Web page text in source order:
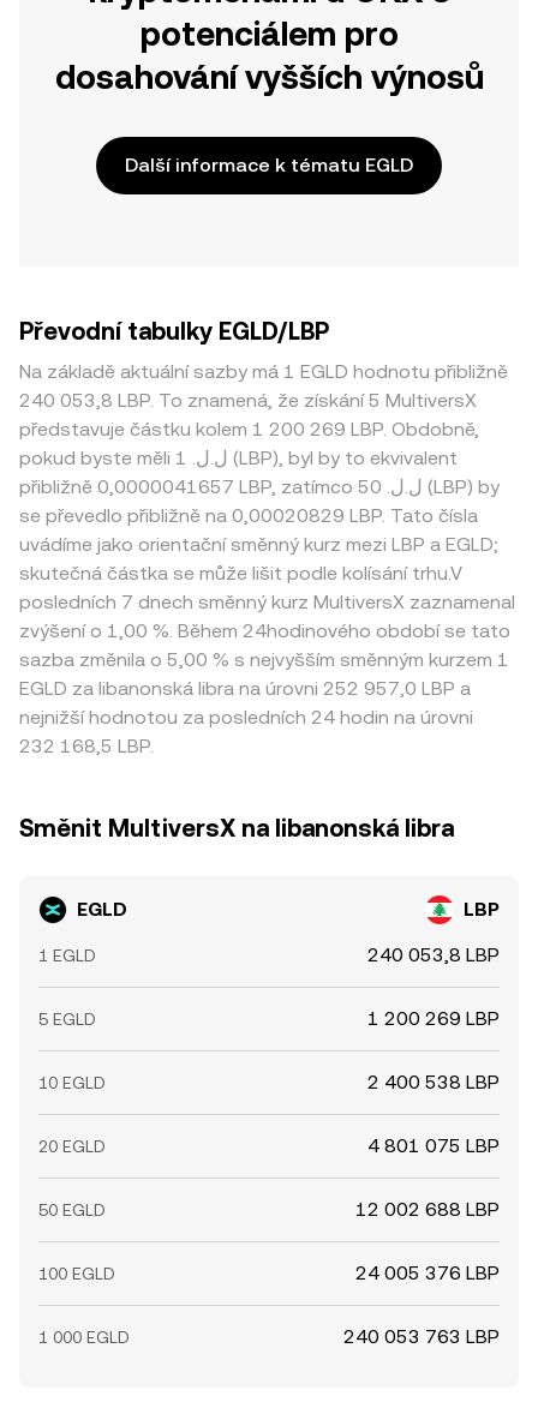
potenciálem pro
dosahování vyšších výnosů
Další informace k tématu EGLD
Převodní tabulky EGLD/LBP
Na základě aktuální sazby má 1 EGLD hodnotu přibližně
240 053,8 LBP. To znamená, že získání 5 MultiversX
představuje částku kolem 1 200 269 LBP. Obdobně,
pokud byste měli 1 .ل.ل (LBP), byl by to ekvivalent
přibližně 0,0000041657 LBP, zatímco 50 .ل.ل (LBP) by
se převedlo přibližně na 0,00020829 LBP. Tato čísla
uvádíme jako orientační směnný kurz mezi LBP a EGLD;
skutečná částka se může lišit podle kolísání trhu.V
posledních 7 dnech směnný kurz MultiversX zaznamenal
zvýšení o 1,00 %. Během 24hodinového období se tato
sazba změnila o 5,00 % s nejvyšším směnným kurzem 1
EGLD za libanonská libra na úrovni 252 957,0 LBP a
nejnižší hodnotou za posledních 24 hodin na úrovni
232 168,5 LBP.
Směnit MultiversX na libanonská libra
EGLD LBP
1 EGLD 240 053,8 LBP
5 EGLD 1 200 269 LBP
10 EGLD 2 400 538 LBP
20 EGLD 4 801 075 LBP
50 EGLD 12 002 688 LBP
100 EGLD 24 005 376 LBP
1 000 EGLD 240 053 763 LBP